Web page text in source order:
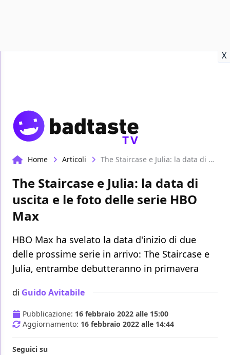
X
TV
Home Articoli The Staircase e Julia: la data di uscita e le foto delle serie HBO Max
The Staircase e Julia: la data di
uscita e le foto delle serie HBO
Max
HBO Max ha svelato la data d'inizio di due
delle prossime serie in arrivo: The Staircase e
Julia, entrambe debutteranno in primavera
di Guido Avitabile
Pubblicazione: 16 febbraio 2022 alle 15:00
Aggiornamento: 16 febbraio 2022 alle 14:44
Seguici su